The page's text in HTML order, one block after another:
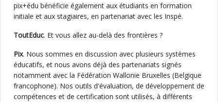
pix+édu bénéficie également aux étudiants en formation
initiale et aux stagiaires, en partenariat avec les Inspé.
ToutEduc. Et vous allez au-delà des frontières ?
Pix. Nous sommes en discussion avec plusieurs systèmes
éducatifs, et nous avons déjà des partenariats signés
notamment avec la Fédération Wallonie Bruxelles (Belgique
francophone). Nos outils d'évaluation, de développement de
compétences et de certification sont utilisés, à différents